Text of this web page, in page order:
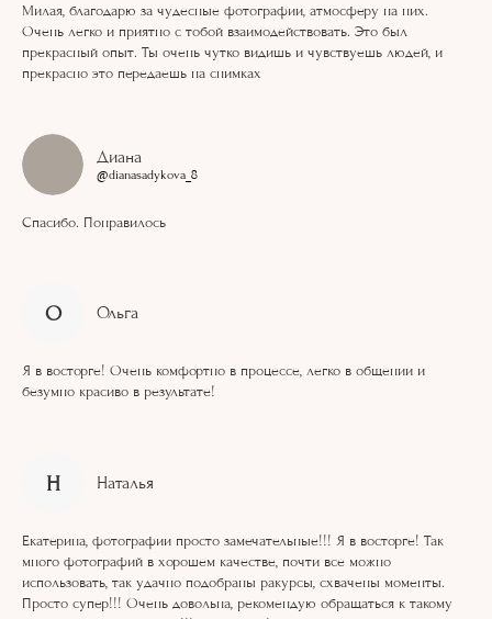
Милая, благодарю за чудесные фотографии, атмосферу на них.
Очень легко и приятно с тобой взаимодействовать. Это был
прекрасный опыт. Ты очень чутко видишь и чувствуешь людей, и
прекрасно это передаешь на снимках
Диана
@dianasadykova_8
Спасибо. Понравилось
О Ольга
Я в восторге! Очень комфортно в процессе, легко в общении и
безумно красиво в результате!
Н Наталья
Екатерина, фотографии просто замечательные!!! Я в восторге! Так
много фотографий в хорошем качестве, почти все можно
использовать, так удачно подобраны ракурсы, схвачены моменты.
Просто супер!!! Очень довольна, рекомендую обращаться к такому